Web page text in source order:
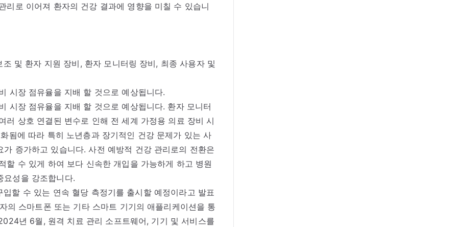
리로 이어져 환자의 건강 결과에 영향을 미칠 수 있습니
및 환자 지원 장비, 환자 모니터링 장비, 최종 사용자 및
시장 점유율을 지배 할 것으로 예상됩니다.
시장 점유율을 지배 할 것으로 예상됩니다. 환자 모니터
러 상호 연결된 변수로 인해 전 세계 가정용 의료 장비 시
됨에 따라 특히 노년층과 장기적인 건강 문제가 있는 사
증가하고 있습니다. 사전 예방적 건강 관리로의 전환은
할 수 있게 하여 보다 신속한 개입을 가능하게 하고 병원
요성을 강조합니다.
할 수 있는 연속 혈당 측정기를 출시할 예정이라고 발표
의 스마트폰 또는 기타 스마트 기기의 애플리케이션을 통
년 6월, 원격 치료 관리 소프트웨어, 기기 및 서비스를